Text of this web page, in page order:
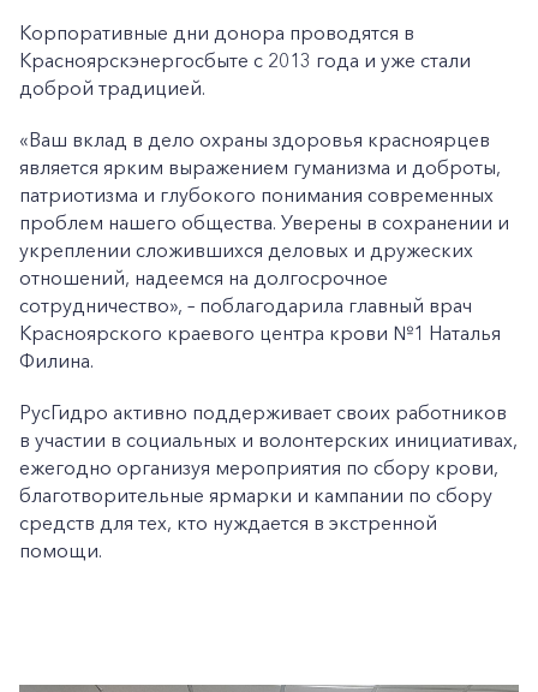
Корпоративные дни донора проводятся в
Красноярскэнергосбыте с 2013 года и уже стали
доброй традицией.
«Ваш вклад в дело охраны здоровья красноярцев
является ярким выражением гуманизма и доброты,
патриотизма и глубокого понимания современных
проблем нашего общества. Уверены в сохранении и
укреплении сложившихся деловых и дружеских
отношений, надеемся на долгосрочное
сотрудничество», – поблагодарила главный врач
Красноярского краевого центра крови №1 Наталья
Филина.
РусГидро активно поддерживает своих работников
в участии в социальных и волонтерских инициативах,
ежегодно организуя мероприятия по сбору крови,
благотворительные ярмарки и кампании по сбору
средств для тех, кто нуждается в экстренной
помощи.